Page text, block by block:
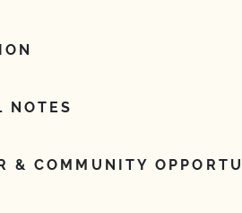
NOTES
& COMMUNITY